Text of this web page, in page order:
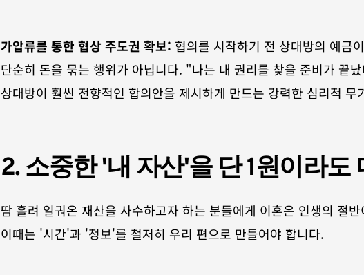
가압류를 통한 협상 주도권 확보: 협의를 시작하기 전 상대방의 예금
단순히 돈을 묶는 행위가 아닙니다. "나는 내 권리를 찾을 준비가 끝
상대방이 훨씬 전향적인 합의안을 제시하게 만드는 강력한 심리적 무
2. 소중한 '내 자산'을 단 1원이라도
땀 흘려 일궈온 재산을 사수하고자 하는 분들에게 이혼은 인생의 절
이때는 '시간'과 '정보'를 철저히 우리 편으로 만들어야 합니다.